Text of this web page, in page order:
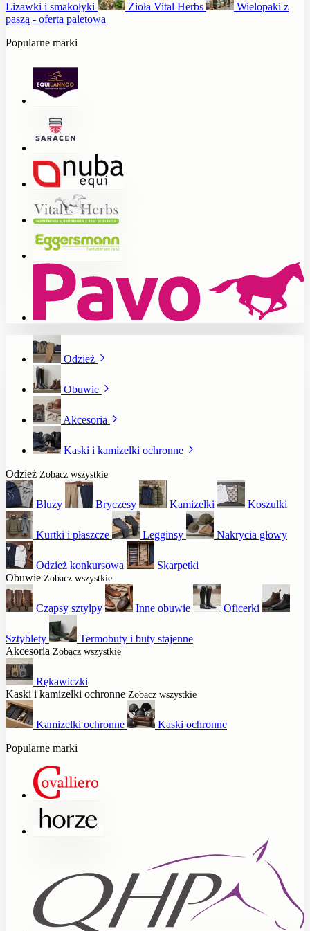
Lizawki i smakołyki Zioła Vital Herbs
Wielopaki z
paszą - oferta paletowa
Popularne marki
Odzież
Obuwie
Akcesoria
Kaski i kamizelki ochronne
Odzież Zobacz wszystkie
Bluzy Bryczesy Kamizelki Koszulki
Kurtki i płaszcze Legginsy Nakrycia głowy
Odzież konkursowa
Skarpetki
Obuwie Zobacz wszystkie
Czapsy sztylpy Inne obuwie Oficerki
Sztyblety
Termobuty i buty stajenne
Akcesoria Zobacz wszystkie
Rękawiczki
Kaski i kamizelki ochronne Zobacz wszystkie
Kamizelki ochronne
Kaski ochronne
Popularne marki